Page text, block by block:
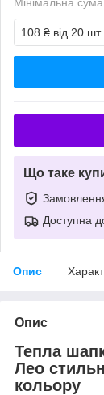
108 ₴ від 20 шт.
Що таке
Доступна
Опис
Опис
Тепла
Лео
кольору